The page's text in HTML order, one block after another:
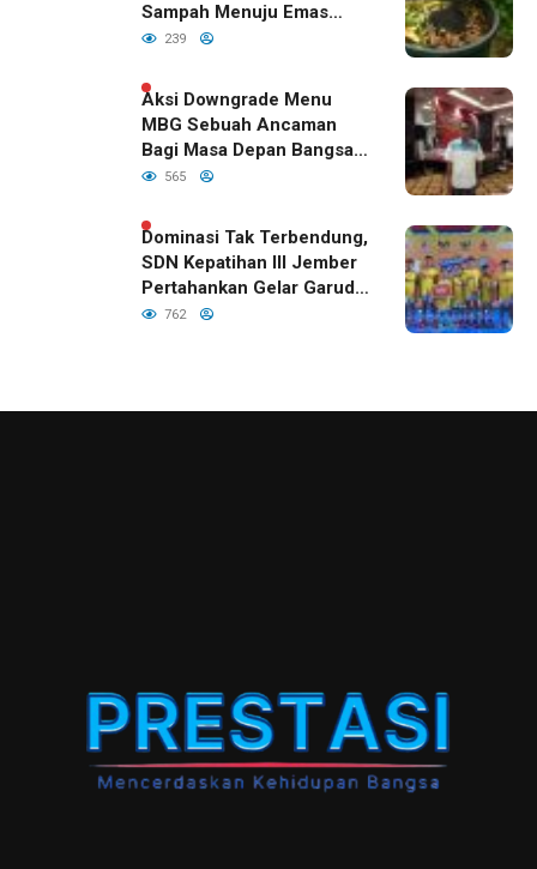
Sampah Menuju Emas
Hijau di Era Kepemimpinan
239
Aksi Downgrade Menu
MBG Sebuah Ancaman
Bagi Masa Depan Bangsa
Indonesia
565
Dominasi Tak Terbendung,
SDN Kepatihan III Jember
Pertahankan Gelar Garuda
Cup 2026
762